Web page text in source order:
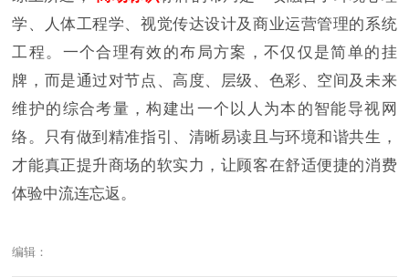
学、人体工程学、视觉传达设计及商业运营管理的系统
工程。一个合理有效的布局方案，不仅仅是简单的挂
牌，而是通过对节点、高度、层级、色彩、空间及未来
维护的综合考量，构建出一个以人为本的智能导视网
络。只有做到精准指引、清晰易读且与环境和谐共生，
才能真正提升商场的软实力，让顾客在舒适便捷的消费
体验中流连忘返。
编辑：